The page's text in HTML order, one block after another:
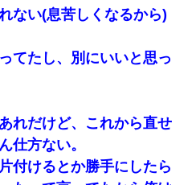
ない(息苦しくなるから)
てたし、別にいいと思っ
れだけど、これから直せ
仕方ない。
付けるとか勝手にしたら